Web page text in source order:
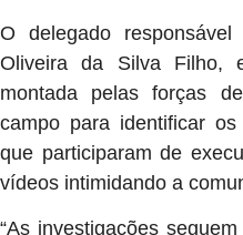
O delegado
Oliveira da Silva Filho,
montada pelas forças
campo para identificar
que participaram de
vídeos intimidando a
“As investigações